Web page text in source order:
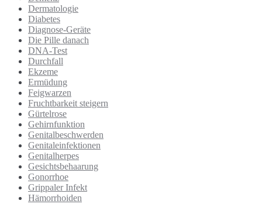
Dermatologie
Diabetes
Diagnose-Geräte
Die Pille danach
DNA-Test
Durchfall
Ekzeme
Ermüdung
Feigwarzen
Fruchtbarkeit steigern
Gürtelrose
Gehirnfunktion
Genitalbeschwerden
Genitaleinfektionen
Genitalherpes
Gesichtsbehaarung
Gonorrhoe
Grippaler Infekt
Hämorrhoiden